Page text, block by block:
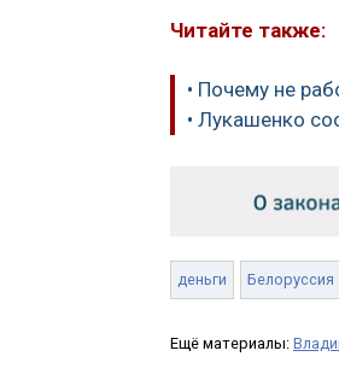
Читайте также:
• Почему не
• Лукашенко
деньги Белоруссия
Ещё материалы: